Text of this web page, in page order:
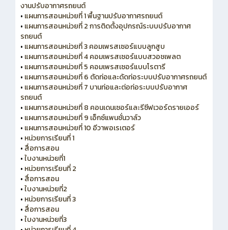
งานปรับอากาศรถยนต์
• แผนการสอนหน่วยที่ 1 พื้นฐานปรับอากาศรถยนต์
• แผนการสอนหน่วยที่ 2 การติดตั้งอุปกรณ์ระบบปรับอากาศ
รถยนต์
• แผนการสอนหน่วยที่ 3 คอมเพรสเซอร์แบบลูกสูบ
• แผนการสอนหน่วยที่ 4 คอมเพรสเซอร์แบบสวอชเพลต
• แผนการสอนหน่วยที่ 5 คอมเพรสเซอร์แบบโรตารี
• แผนการสอนหน่วยที่ 6 ตัดท่อและดัดท่อระบบปรับอากาศรถยนต์
• แผนการสอนหน่วยที่ 7 บานท่อและต่อท่อระบบปรับอากาศ
รถยนต์
• แผนการสอนหน่วยที่ 8 คอนเดนเซอร์และรีซีฟเวอร์ดรายเออร์
• แผนการสอนหน่วยที่ 9 เอ็กซ์แพนชั่นวาล์ว
• แผนการสอนหน่วยที่ 10 อีวาพอเรเตอร์
• หน่วยการเรียนที่ 1
• สื่อการสอน
•ใบงานหน่วยที่1
• หน่วยการเรียนที่ 2
• สื่อการสอน
•ใบงานหน่วยที่2
• หน่วยการเรียนที่ 3
• สื่อการสอน
•ใบงานหน่วยที่3